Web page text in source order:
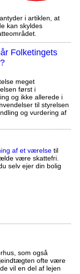
i artiklen, at
kan skyldes
Folketingets
meget
først i
og ikke allerede i
til styrelsen
og vurdering af
af et værelsetil
være skattefri.
selv ejer din bolig
som også
ofte være
vil en del af lejen